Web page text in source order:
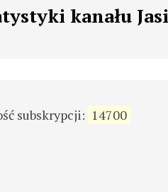
kanału
subskrypcji: 14700